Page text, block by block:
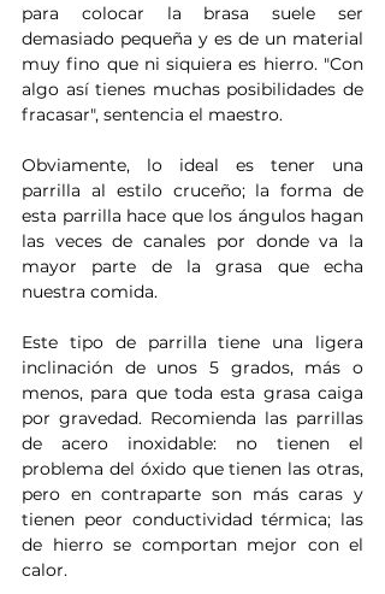
para colocar la brasa suele ser
demasiado pequeña y es de un material
muy fino que ni siquiera es hierro. "Con
algo así tienes muchas posibilidades de
fracasar", sentencia el maestro.
Obviamente, lo ideal es tener una
parrilla al estilo cruceño; la forma de
esta parrilla hace que los ángulos hagan
las veces de canales por donde va la
mayor parte de la grasa que echa
nuestra comida.
Este tipo de parrilla tiene una ligera
inclinación de unos 5 grados, más o
menos, para que toda esta grasa caiga
por gravedad. Recomienda las parrillas
de acero inoxidable: no tienen el
problema del óxido que tienen las otras,
pero en contraparte son más caras y
tienen peor conductividad térmica; las
de hierro se comportan mejor con el
calor.